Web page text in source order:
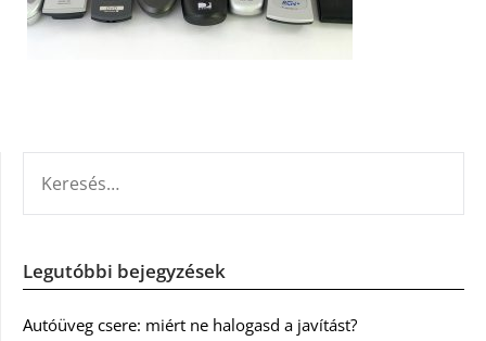
Legutóbbi bejegyzések
Autóüveg csere: miért ne halogasd a javítást?